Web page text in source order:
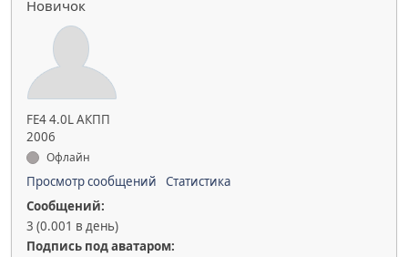
Новичок
FE4 4.0L АКПП
2006
Офлайн
Просмотр сообщений
Статистика
Сообщений:
3 (0.001 в день)
Подпись под аватаром: